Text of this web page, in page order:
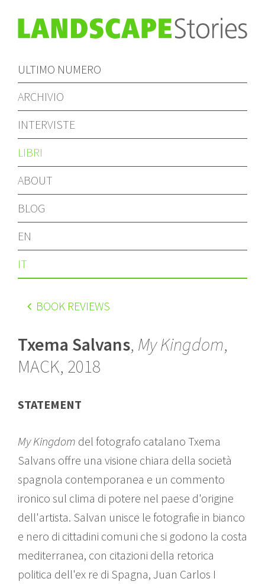
ULTIMO NUMERO
ARCHIVIO
INTERVISTE
LIBRI
ABOUT
BLOG
EN
IT
BOOK REVIEWS
Txema Salvans, My Kingdom,
MACK, 2018
STATEMENT
My Kingdom del fotografo catalano Txema
Salvans offre una visione chiara della società
spagnola contemporanea e un commento
ironico sul clima di potere nel paese d'origine
dell'artista. Salvan unisce le fotografie in bianco
e nero di cittadini comuni che si godono la costa
mediterranea, con citazioni della retorica
politica dell'ex re di Spagna, Juan Carlos I